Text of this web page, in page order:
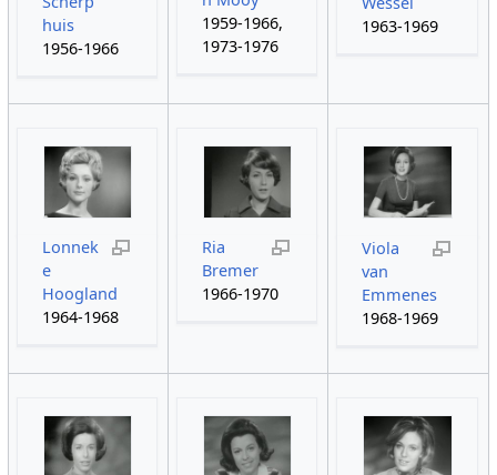
huis
1956-1966
1959-1966,
1973-1976
1963-1969
Lonnek
e
Hoogland
1964-1968
Ria
Bremer
1966-1970
Viola
van
Emmenes
1968-1969